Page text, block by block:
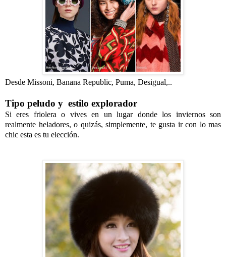
Desde Missoni, Banana Republic, Puma, Desigual,..
Tipo peludo y estilo explorador
Si eres friolera o vives en un lugar donde los inviernos son
realmente heladores, o quizás, simplemente, te gusta ir con lo mas
chic esta es tu elección.